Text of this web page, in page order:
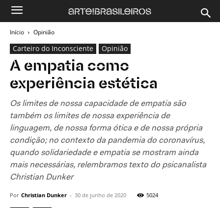
Início Opinião
Carteiro do Inconsciente Opinião
A empatia como
experiência estética
Os limites de nossa capacidade de empatia são
também os limites de nossa experiência de
linguagem, de nossa forma ótica e de nossa própria
condição; no contexto da pandemia do coronavírus,
quando solidariedade e empatia se mostram ainda
mais necessárias, relembramos texto do psicanalista
Christian Dunker
Por Christian Dunker - 30 de junho de 2020 5024